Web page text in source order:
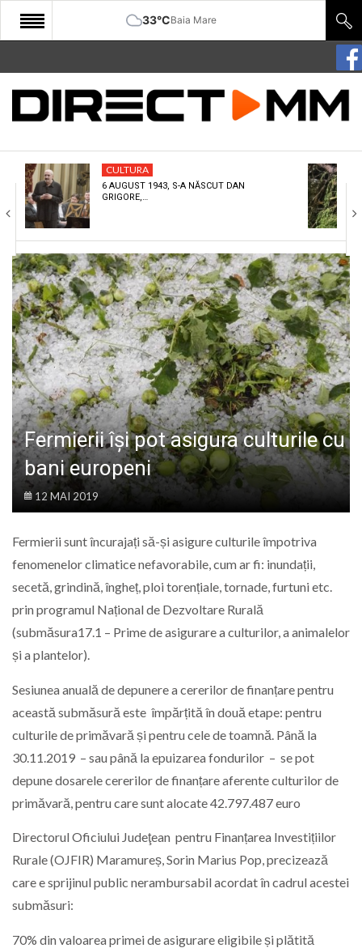
33°CBaia Mare
START
COMUNITATE
CULTURA
ECONOMIE
SANATATE
SPORT
SPECIAL
POLITIC
LIFE
CULTURA
6 AUGUST 1943, S-A NĂSCUT DAN
GRIGORE,…
Fermierii își pot asigura culturile cu
bani europeni
12 MAI 2019
Fermierii sunt încurajați să-și asigure culturile împotriva
fenomenelor climatice nefavorabile, cum ar fi: inundații,
secetă, grindină, îngheț, ploi torențiale, tornade, furtuni etc.
prin programul Național de Dezvoltare Rurală
(submăsura17.1 – Prime de asigurare a culturilor, a animalelor
și a plantelor).
Sesiunea anuală de depunere a cererilor de finanțare pentru
această submăsură este împărțită în două etape: pentru
culturile de primăvară și pentru cele de toamnă. Până la
30.11.2019 – sau până la epuizarea fondurilor – se pot
depune dosarele cererilor de finanțare aferente culturilor de
primăvară, pentru care sunt alocate 42.797.487 euro
Directorul Oficiului Judeţean pentru Finanțarea Investițiilor
Rurale (OJFIR) Maramureș, Sorin Marius Pop, precizează
care e sprijinul public nerambursabil acordat în cadrul acestei
submăsuri:
70% din valoarea primei de asigurare eligibile și plătită